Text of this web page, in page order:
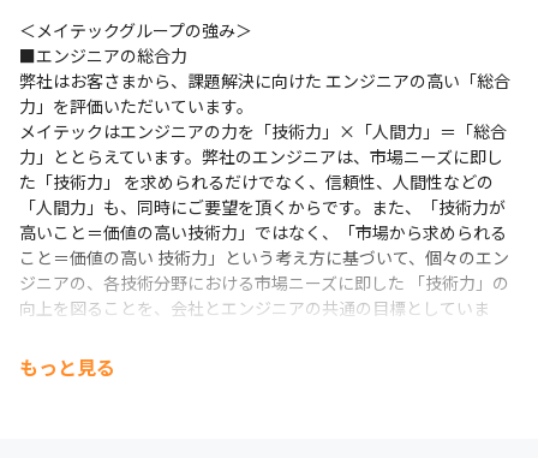
＜メイテックグループの強み＞
■エンジニアの総合力
弊社はお客さまから、課題解決に向けた エンジニアの高い「総合
力」を評価いただいています。
メイテックはエンジニアの力を「技術力」×「人間力」＝「総合
力」ととらえています。弊社のエンジニアは、市場ニーズに即し
た「技術力」 を求められるだけでなく、信頼性、人間性などの
「人間力」も、同時にご要望を頂くからです。また、「技術力が
高いこと＝価値の高い技術力」ではなく、「市場から求められる
こと＝価値の高い 技術力」という考え方に基づいて、個々のエン
ジニアの、各技術分野における市場ニーズに即した 「技術力」の
向上を図ることを、会社とエンジニアの共通の目標としていま
■技術力と人間力を支える教育体制
もっと見る